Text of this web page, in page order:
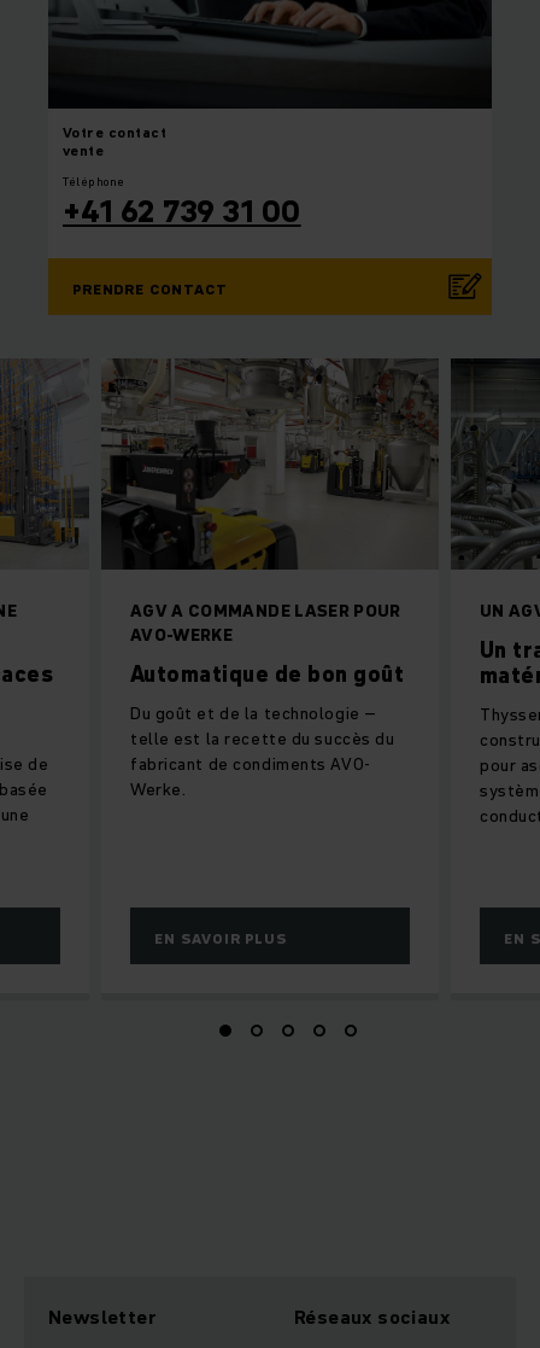
Votre contact
vente
Téléphone
+41 62 739 31 00
PRENDRE CONTACT
AGV A COMMANDE LASER POUR
AVO-WERKE
Automatique de bon goût
Du goût et de la technologie –
telle est la recette du succès du
fabricant de condiments AVO-
Werke.
EN SAVOIR PLUS
UN
Un
pour
EN
de
Newsletter Réseaux sociaux